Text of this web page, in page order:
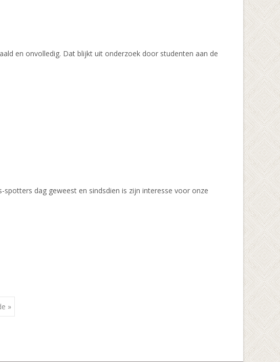
en onvolledig. Dat blijkt uit onderzoek door studenten aan de
dag geweest en sindsdien is zijn interesse voor onze
»